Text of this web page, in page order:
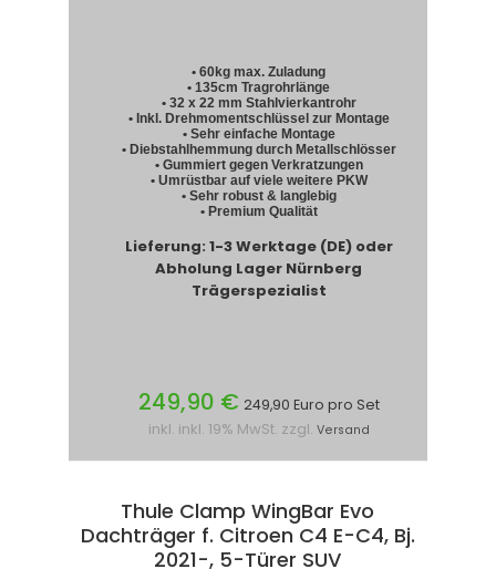
• 60kg max. Zuladung
• 135cm Tragrohrlänge
• 32 x 22 mm Stahlvierkantrohr
• Inkl. Drehmomentschlüssel zur Montage
• Sehr einfache Montage
• Diebstahlhemmung durch Metallschlösser
• Gummiert gegen Verkratzungen
• Umrüstbar auf viele weitere PKW
• Sehr robust & langlebig
• Premium Qualität
Lieferung: 1-3 Werktage (DE) oder
Abholung Lager Nürnberg
Trägerspezialist
249,90 € 249,90 Euro pro Set
inkl. inkl. 19% MwSt. zzgl. Versand
Thule Clamp WingBar Evo
Dachträger f. Citroen C4 E-C4, Bj.
2021-, 5-Türer SUV